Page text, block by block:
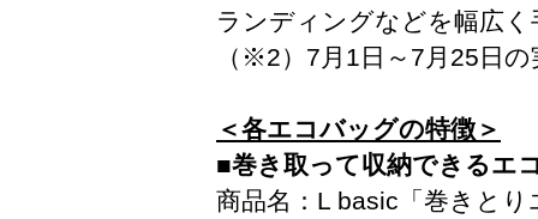
ランディングなどを幅広く
（※2）7月1日～7月25日の
＜各エコバッグの特徴＞
■巻き取って収納できるエ
商品名：L basic「巻きと